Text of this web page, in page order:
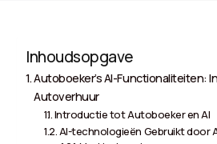
Inhoudsopgave
Autoboeker’s AI-Functionaliteiten:
Autoverhuur
Introductie tot Autoboeker en AI
AI-technologieën Gebruikt door